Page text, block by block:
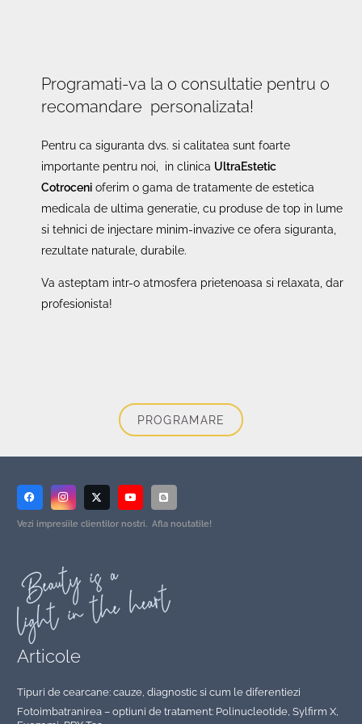
Programati-va la o consultatie pentru o
recomandare personalizata!
Pentru ca siguranta dvs. si calitatea sunt foarte
importante pentru noi, in clinica UltraEstetic
Cotroceni oferim o gama de tratamente de estetica
medicala de ultima generatie, cu produse de top in lume
si tehnici de injectare minim-invazive ce ofera siguranta,
rezultate naturale, durabile.
Va asteptam intr-o atmosfera prietenoasa si relaxata, dar
profesionista!
PROGRAMARE
Vezi impresiile clientilor nostri. Afla noutatile!
Articole
Tipuri de cearcane: cauze, diagnostic si cum le diferentiezi
Fotoimbatranirea – optiuni de tratament: Polinucleotide, Sylfirm X,